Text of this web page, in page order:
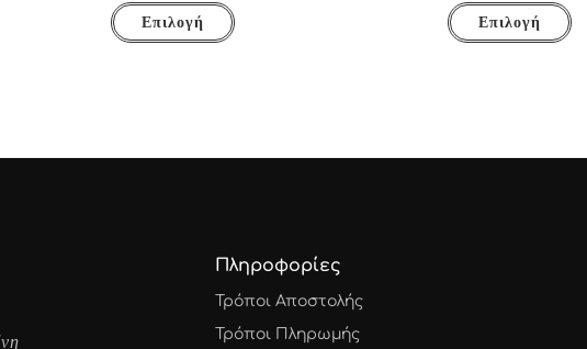
Επιλογή Επιλογή
Πληροφορίες
Τρόποι Αποστολής
Τρόποι Πληρωμής